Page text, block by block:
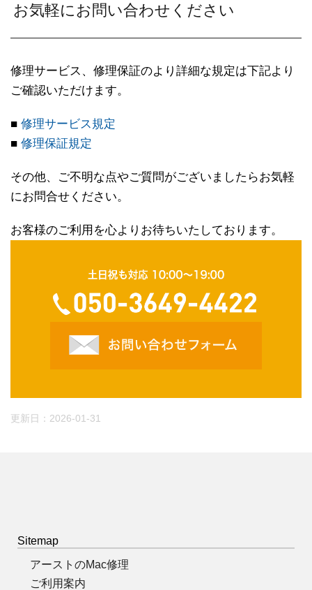
お気軽にお問い合わせください
修理サービス、修理保証のより詳細な規定は下記より
ご確認いただけます。
■ 修理サービス規定
■ 修理保証規定
その他、ご不明な点やご質問がございましたらお気軽
にお問合せください。
お客様のご利用を心よりお待ちいたしております。
更新日： 2026-01-31
Sitemap
アーストのMac修理
ご利用案内